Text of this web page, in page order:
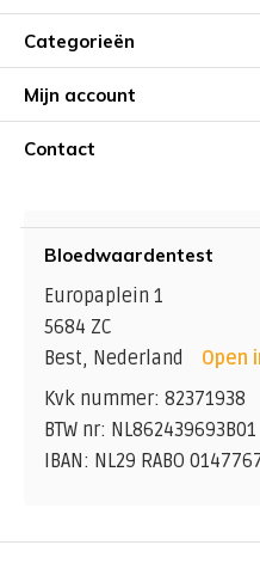
Categorieën
Mijn account
Contact
Bloedwaardentest
Europaplein 1
5684 ZC
Best, Nederland
Open
Kvk nummer: 82371938
BTW nr: NL862439693B01
IBAN: NL29 RABO